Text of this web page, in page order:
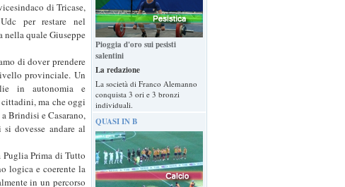
di Tricase,
per restare nel
nella quale Giuseppe
di dover prendere
provinciale. Un
in autonomia e
ma che oggi
Brindisi e Casarano,
dovesse andare al
Prima di Tutto
logica e coerente la
in un percorso
Pioggia d'oro sui pesisti
salentini
La redazione
La società di Franco Alemanno
conquista 3 ori e 3 bronzi
individuali.
QUASI IN B